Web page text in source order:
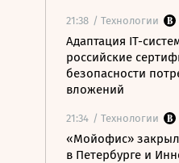
21:38 / Технологии
Адаптация IT-
российские
безопасности
вложений
21:34 / Технологии
«Мойофис»
в Петербурге и